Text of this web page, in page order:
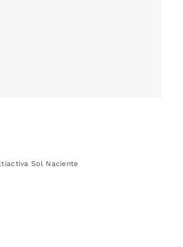
Sol Naciente